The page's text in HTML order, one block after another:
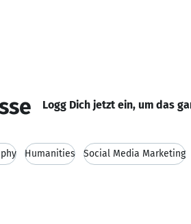
Logg Dich jetzt ein, um das
Humanities Social Media Marketing